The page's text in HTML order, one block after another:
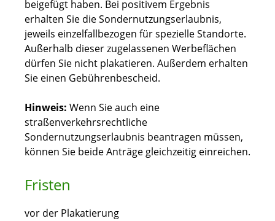
beigefügt haben. Bei positivem Ergebnis
erhalten Sie die Sondernutzungserlaubnis,
jeweils einzelfallbezogen für spezielle Standorte.
Außerhalb dieser zugelassenen Werbeflächen
dürfen Sie nicht plakatieren. Außerdem erhalten
Sie einen Gebührenbescheid.
Hinweis: Wenn Sie auch eine
straßenverkehrsrechtliche
Sondernutzungserlaubnis beantragen müssen,
können Sie beide Anträge gleichzeitig einreichen.
Fristen
vor der Plakatierung